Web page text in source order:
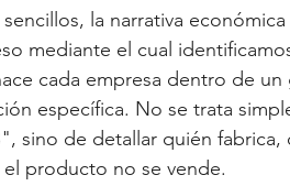
la narrativa
mediante el cual
cada empresa dentro de
específica. No se trata
sino de detallar quién
producto no se vende.